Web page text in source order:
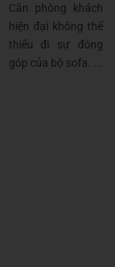
Căn phòng khách
hiện đại không thể
thiếu đi sự đóng
góp của bộ sofa. ...